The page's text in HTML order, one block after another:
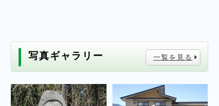
写真ギャラリー 一覧を見る